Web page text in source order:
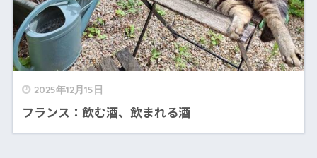
2025年12月15日
フランス：飲む酒、飲まれる酒